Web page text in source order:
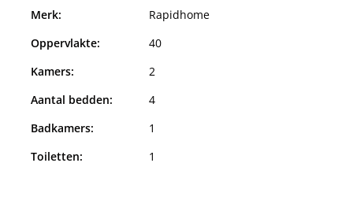
Merk:
Rapidhome
Oppervlakte:
40
Kamers:
2
Aantal bedden:
4
Badkamers:
1
Toiletten:
1